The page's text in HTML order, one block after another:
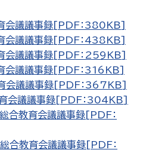
会議議事録[PDF：380KB]
会議議事録[PDF：438KB]
会議議事録[PDF：259KB]
会議議事録[PDF：316KB]
会議議事録[PDF：367KB]
会議議事録[PDF：304KB]
合教育会議議事録[PDF：
合教育会議議事録[PDF：